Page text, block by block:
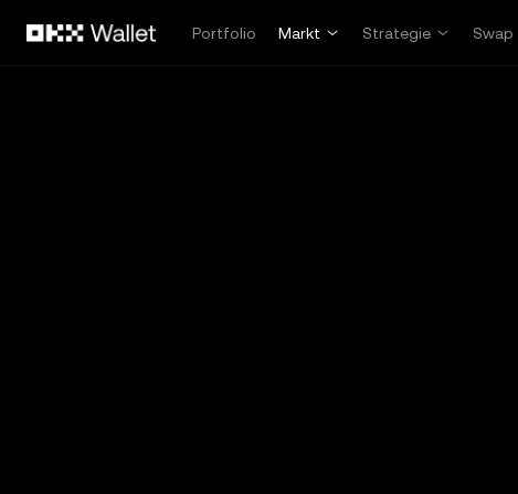
Portfolio
Markt Strategie Swap